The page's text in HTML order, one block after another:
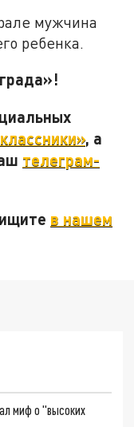
мужчина
ребенка.
, а
телеграм-
в нашем
миф о "высоких